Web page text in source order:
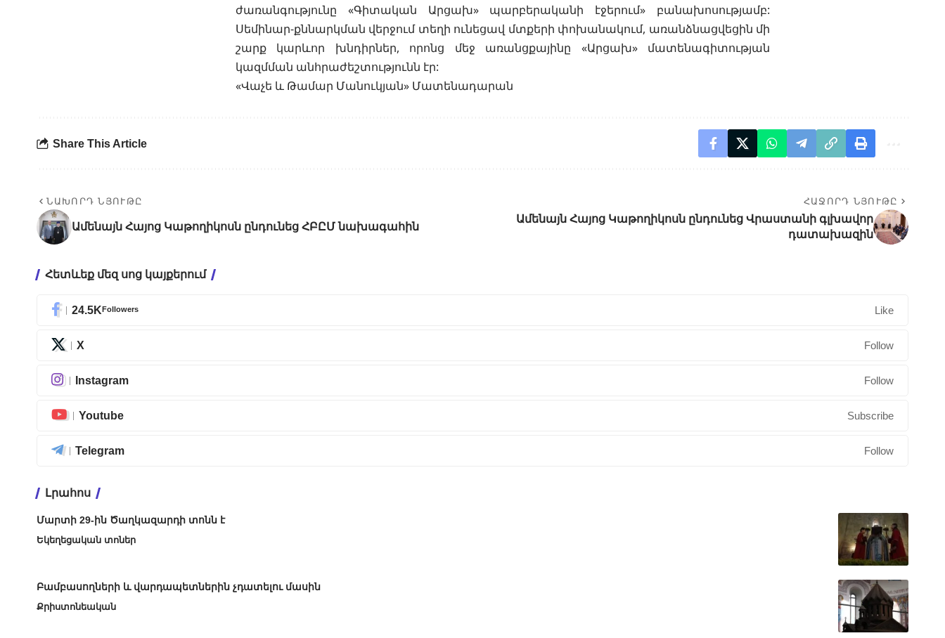
ժառանգությունը «Գիտական Արցախ» պարբերականի էջերում» բանախոսությամբ:
Սեմինար-քննարկման վերջում տեղի ունեցավ մտքերի փոխանակում, առանձնացվեցին մի
շարք կարևոր խնդիրներ, որոնց մեջ առանցքայինը «Արցախ» մատենագիտության
կազմման անհրաժեշտությունն էր:
«Վաչե և Թամար Մանուկյան» Մատենադարան
Share This Article
ՆԱԽՈՐԴ ՆՅՈՒԹԸ
Ամենայն Հայոց Կաթողիկոսն ընդունեց ՀԲԸՄ նախագահին
ՀԱՋՈՐԴ ՆՅՈՒԹԸ
Ամենայն Հայոց Կաթողիկոսն ընդունեց Վրաստանի գլխավոր
դատախազին
Հետևեք մեզ սոց կայքերում
24.5KFollowers Like
X Follow
Instagram Follow
Youtube Subscribe
Telegram Follow
Լրահոս
Մարտի 29-ին Ծաղկազարդի տոնն է
Եկեղեցական տոներ
Բամբասողների և վարդապետներին չդատելու մասին
Քրիստոնեական